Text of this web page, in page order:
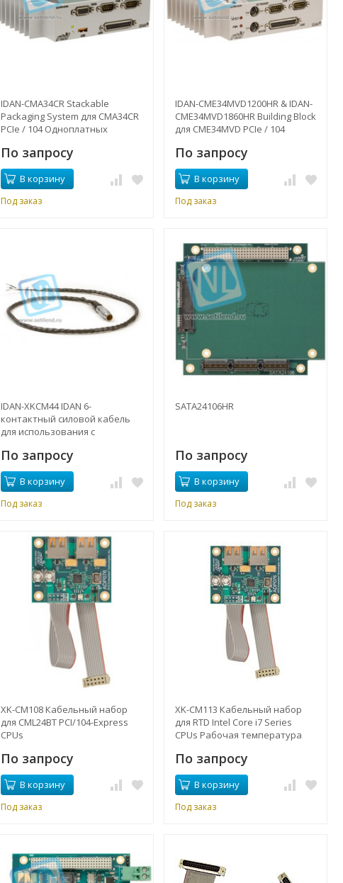
IDAN-CMA34CR Stackable
Packaging System для CMA34CR
PCIe / 104 Одноплатных
Включает SATA34106HR 2,5-
дюймовый жесткий диск
По запросу
В корзину
Под заказ
IDAN-CME34MVD1200HR & IDAN-
CME34MVD1860HR Building Block
для CME34MVD PCIe / 104
контроллеры 1,20 - 1,86 ГГц
Двухъядерный процессор
Intel® Core ™ 2 Duo включает в
себя SATA34106HR 2,5-
дюймовый жесткий диск
По запросу
В корзину
Под заказ
IDAN-XKCM44 IDAN 6-
контактный силовой кабель
для использования с
температура от -40 ° до + 85 °
C
По запросу
В корзину
Под заказ
SATA24106HR
По запросу
В корзину
Под заказ
XK-CM108 Кабельный набор
для CML24BT PCI/104-Express
CPUs
По запросу
В корзину
Под заказ
XK-CM113 Кабельный набор
для RTD Intel Core i7 Series
CPUs Рабочая температура
По запросу
В корзину
Под заказ